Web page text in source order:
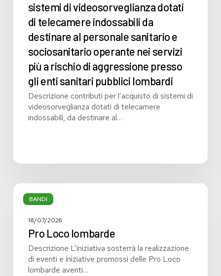
l’acquisto
sistemi
videosorveglianza
dotati
telecamere
indossabili
sanitario
sociosanitario
operante
rischio
aggressione
sistemi di videosorveglianza dotati
di telecamere indossabili da
destinare al personale sanitario e
sociosanitario operante nei servizi
più a rischio di aggressione presso
gli enti sanitari pubblici lombardi
Descrizione contributi per l’acquisto di sistemi di
videosorveglianza dotati di telecamere
indossabili, da destinare al…
BANDI
Pro
Loco
18/07/2026
Pro Loco lombarde
Descrizione L’iniziativa sosterrà la realizzazione
di eventi e iniziative promossi delle Pro Loco
lombarde aventi…